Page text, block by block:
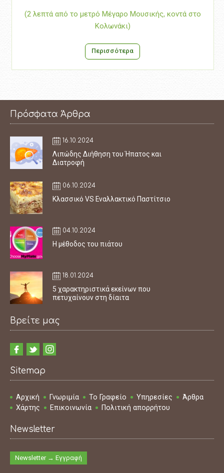
(2 λεπτά από το μετρό Μέγαρο Μουσικής, κοντά στο
Κολωνάκι)
Περισσότερα
Πρόσφατα Άρθρα
16.10.2024
Λιπώδης Διήθηση του Ήπατος και
Διατροφή
06.10.2024
Κλασσικό VS Εναλλακτικό Παστίτσιο
04.10.2024
Η μέθοδος του πιάτου
18.01.2024
5 χαρακτηριστικά εκείνων που
πετυχαίνουν στη δίαιτα
Βρείτε μας
Sitemap
Αρχική Γνωριμία Το Γραφείο Υπηρεσίες
Άρθρα
Χάρτης
Επικοινωνία Πολιτική απορρήτου
Newsletter
Newsletter → Εγγραφή